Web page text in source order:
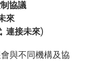
協議
來
連接未來)
與不同機構及協